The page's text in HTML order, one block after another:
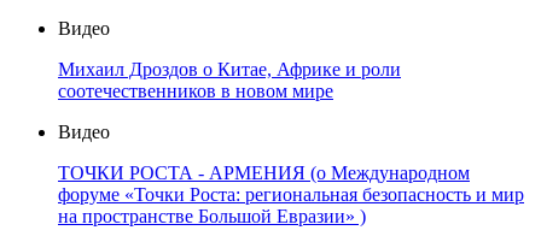
Видео
Михаил Дроздов о Китае, Африке и роли
соотечественников в новом мире
Видео
ТОЧКИ РОСТА - АРМЕНИЯ (о Международном
форуме «Точки Роста: региональная безопасность и мир
на пространстве Большой Евразии» )